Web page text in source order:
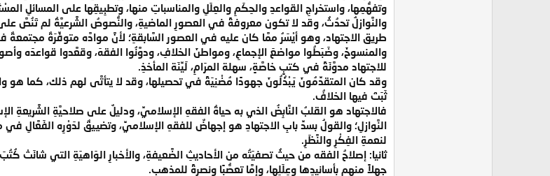
وتفهُّمِها، واستخراجِ القواعدِ والحِكَمِ والعِلَلِ والمناسباتِ منها، وتطبِيقِها على المسائلِ
والنَّوازلَُ تحدُثُ، وقد لا تكون معروفةً في العصورِ الماضيةِ، والنُّصوصُ الشَّرعيَّةُ لم تَنُصَّ على
طريق الاجتهاد، وهو أيْسَرُ ممَّا كان عليه في العصور السَّابقةِ؛ لأنَّ موادَّه متوفِّرَةٌ مجتمعةٌ
والمنسوخَ، وضَبَطُوا مواضعَ الإجماعِ، ومواطنَ الخلافِ، ودوَّنُوا الفقهَ، وقعَّدوا قواعدَه
للاجتهاد مدوَّنَةً في كتبٍ خاصَّةٍ، سهلة المرَامِ، لَيِّنَة المأخذِ.
وقد كان المتقدِّمُونَ يَبْذُلُونَ جهودًا مُضْنِيَةً في تحصيلها، وقد لا يتأتَّى لهم ذلك، كما هو
ثَبَتَ فيها الخلافُ.
فالاجتهاد هو القلبُ النَّابِضُ الذي به حياةُ الفقهِ الإسلاميِّ، ودليلٌ على صلاحيَّةِ الشَّريعةِ
النَّوازلِ؛ والقولُ بسدِّ بابِ الاجتهادِ هو إجهاضٌ للفقهِ الإسلاميِّ، وتضييقٌ لدَوْرِه الفَعَّالِ
لنعمةِ الفِكْرِ والنَّظَرِ.
ثانيا: إصلاحُ الفقه من حيثُ تصفيَتُه من الأحاديثِ الضَّعيفةِ، والأخبارِ الوَاهيَةِ التي شانَتْ
جهلاً منهم بأسانيدِها وعِلَلِها، وإمَّا تعصُّبًا ونصرةً للمذهبِ.